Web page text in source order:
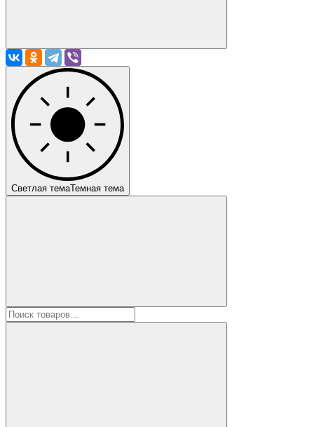
Светлая темаТемная тема